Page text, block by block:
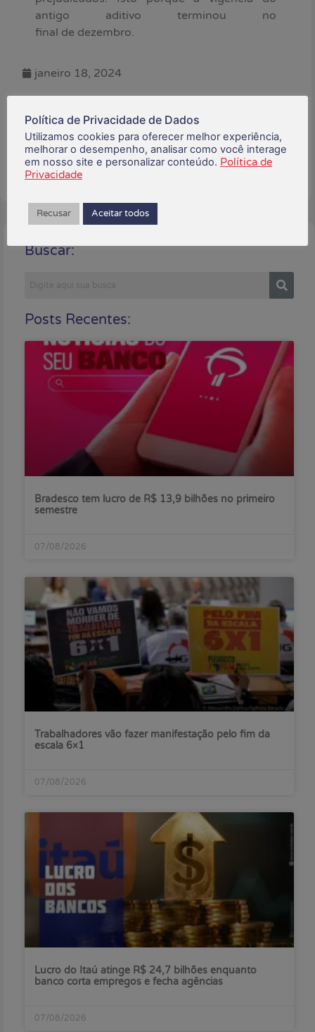
antigo aditivo terminou no
final de dezembro.
janeiro 18, 2024
Está gostando do conteúdo?
Compartilhe!
Buscar:
Posts Recentes:
Bradesco tem lucro de R$ 13,9 bilhões no primeiro
semestre
07/08/2026
Trabalhadores vão fazer manifestação pelo fim da
escala 6×1
07/08/2026
Lucro do Itaú atinge R$ 24,7 bilhões enquanto
banco corta empregos e fecha agências
07/08/2026
Política de Privacidade de Dados
Utilizamos cookies para oferecer melhor experiência,
melhorar o desempenho, analisar como você interage
em nosso site e personalizar conteúdo. Política de
Privacidade
Recusar Aceitar todos